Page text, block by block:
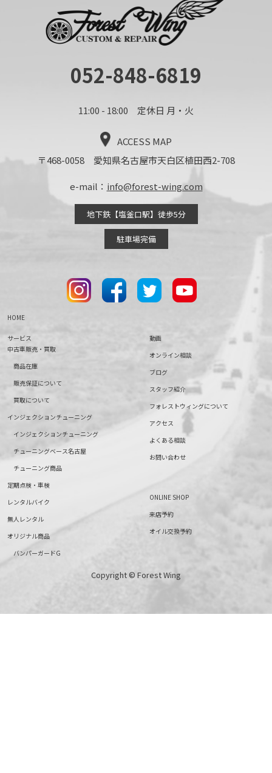
052-848-6819
11:00 - 18:00 定休日 月・火
ACCESS MAP
〒468-0058 愛知県名古屋市天白区植田西2-708
e-mail： info@forest-wing.com
地下鉄【塩釜口駅】徒歩5分
駐車場完備
HOME
サービス
中古車販売・買取
商品在庫
販売保証について
買取について
インジェクションチューニング
インジェクションチューニング
チューニングベース名古屋
チューニング商品
定期点検・車検
レンタルバイク
無人レンタル
オリジナル商品
バンパーガードG
動画
オンライン相談
ブログ
スタッフ紹介
フォレストウィングについて
アクセス
よくある相談
お問い合わせ
ONLINE SHOP
来店予約
オイル交換予約
Copyright © Forest Wing